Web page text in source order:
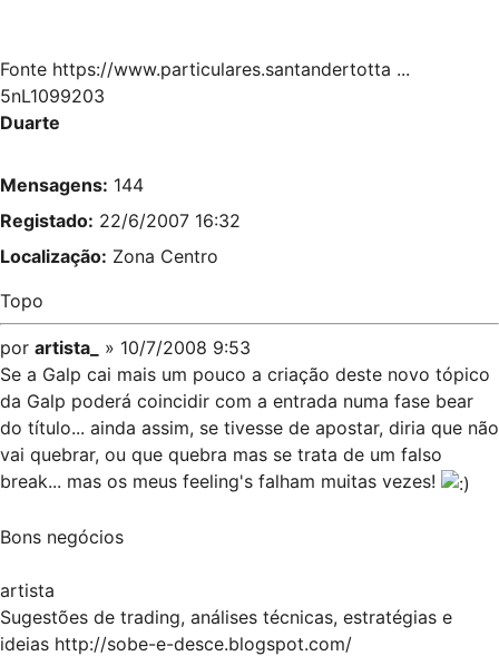
Fonte https://www.particulares.santandertotta ...
5nL1099203
Duarte
Mensagens: 144
Registado: 22/6/2007 16:32
Localização: Zona Centro
Topo
por artista_
» 10/7/2008 9:53
Se a Galp cai mais um pouco a criação deste novo tópico
da Galp poderá coincidir com a entrada numa fase bear
do título... ainda assim, se tivesse de apostar, diria que não
vai quebrar, ou que quebra mas se trata de um falso
break... mas os meus feeling's falham muitas vezes!
Bons negócios
artista
Sugestões de trading, análises técnicas, estratégias e
ideias http://sobe-e-desce.blogspot.com/